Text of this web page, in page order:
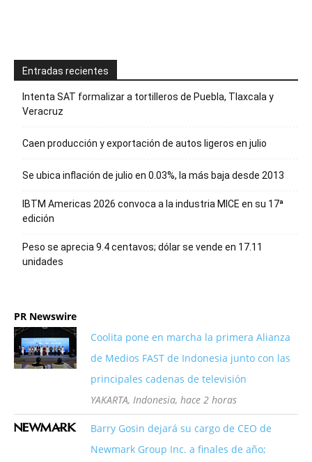
Entradas recientes
Intenta SAT formalizar a tortilleros de Puebla, Tlaxcala y
Veracruz
Caen producción y exportación de autos ligeros en julio
Se ubica inflación de julio en 0.03%, la más baja desde 2013
IBTM Americas 2026 convoca a la industria MICE en su 17ª
edición
Peso se aprecia 9.4 centavos; dólar se vende en 17.11
unidades
PR Newswire
Coolita pone en marcha la primera Alianza
de Medios FAST de Indonesia junto con las
principales cadenas de televisión
YAKARTA, Indonesia, hace 2 horas
Barry Gosin dejará su cargo de CEO de
Newmark Group Inc. a finales de año;